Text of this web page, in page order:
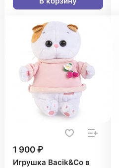
1 900 ₽
Игрушка Bacik&Co в